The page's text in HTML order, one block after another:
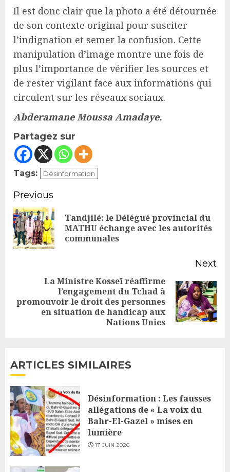
Il est donc clair que la photo a été détournée
de son contexte original pour susciter
l’indignation et semer la confusion. Cette
manipulation d’image montre une fois de
plus l’importance de vérifier les sources et
de rester vigilant face aux informations qui
circulent sur les réseaux sociaux.
Abderamane Moussa Amadaye.
Partagez sur
Tags: Désinformation
Continue
Reading
Previous
Tandjilé: le Délégué provincial du
MATHU échange avec les autorités
communales
Next
Next
La Ministre Kosseï réaffirme
l’engagement du Tchad à
promouvoir le droit des personnes
en situation de handicap aux
Nations Unies
ARTICLES SIMILAIRES
Désinformation : Les fausses
allégations de « La voix du
Bahr-El-Gazel » mises en
lumière
17 JUIN 2026